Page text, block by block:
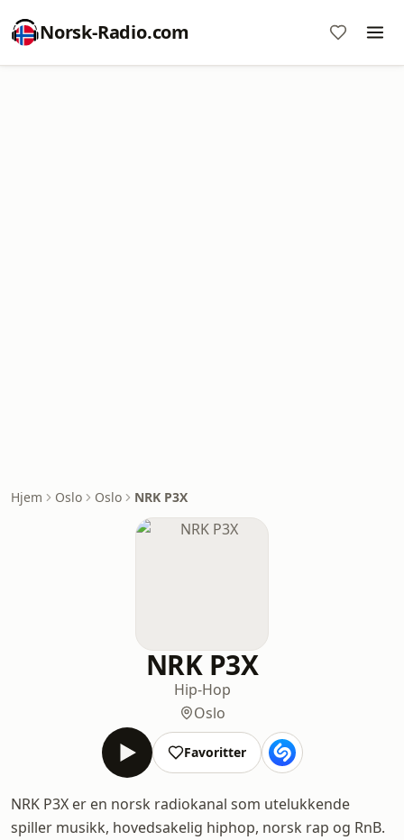
Norsk-Radio.com
Hjem Oslo Oslo NRK P3X
NRK P3X
Hip-Hop
Oslo
Favoritter
NRK P3X er en norsk radiokanal som utelukkende
spiller musikk, hovedsakelig hiphop, norsk rap og RnB.